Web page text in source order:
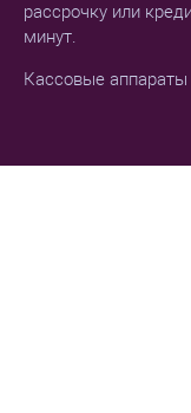
рассрочку или
минут.
Кассовые